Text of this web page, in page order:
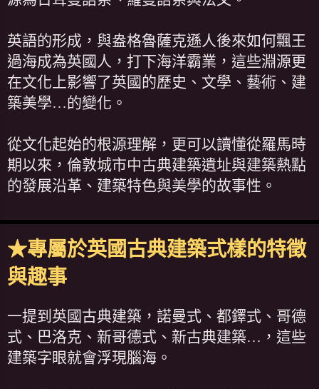
英語的形成，與盎格魯薩克遜人後來如何飄王
過海成為英國人，打下海洋霸業，這些淵源更
在文化上影響了英國的歷史、文學、藝術、建
築美學…的變化。
從文化起始的根源理解，更可以讀懂從羅馬時
期以來，倫敦城市中古典建築遺址與建築熱點
的發展沿革、建築特色與美學的故事性。
★專屬於英國古典建築式樣的特徵
與趣事
一提到英國古典建築，諾曼式、都鐸式、哥德
式、巴洛克、新哥德式、新古典建築…，這些
建築字眼就會浮現腦海。